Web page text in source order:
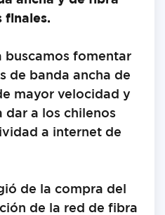
finales.
buscamos fomentar
de banda ancha de
mayor velocidad y
dar a los chilenos
a internet de
de la compra del
de la red de fibra